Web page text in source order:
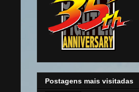
Postagens mais visitadas